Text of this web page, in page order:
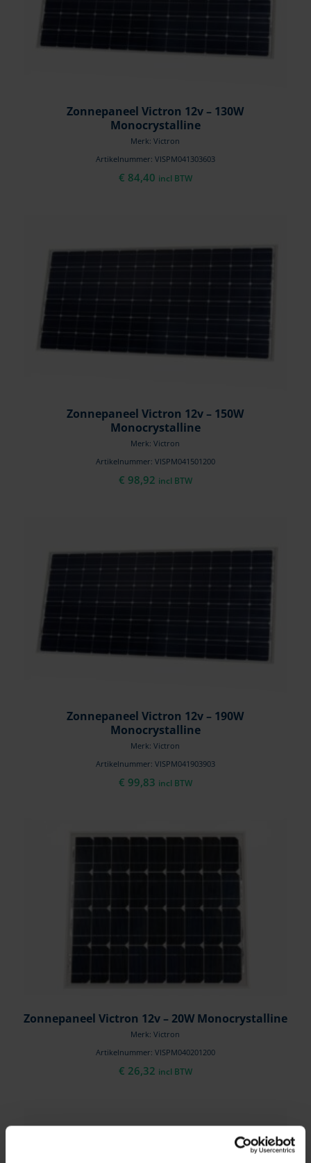
Zonnepaneel Victron 12v – 130W
Monocrystalline
Merk: Victron
Artikelnummer: VISPM041303603
€ 84,40 incl BTW
Zonnepaneel Victron 12v – 150W
Monocrystalline
Merk: Victron
Artikelnummer: VISPM041501200
€ 98,92 incl BTW
Zonnepaneel Victron 12v – 190W
Monocrystalline
Merk: Victron
Artikelnummer: VISPM041903903
€ 99,83 incl BTW
Zonnepaneel Victron 12v – 20W Monocrystalline
Merk: Victron
Artikelnummer: VISPM040201200
€ 26,32 incl BTW